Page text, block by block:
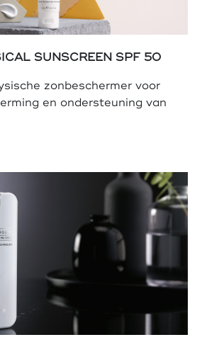
SUNSCREEN SPF 50
zonbeschermer voor
en ondersteuning van